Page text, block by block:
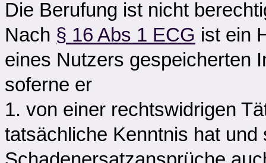
Die Berufung ist nicht
Nach § 16 Abs 1 ECG ist ein
eines Nutzers gespeicherten
soferne er
1. von einer rechtswidrigen
tatsächliche Kenntnis hat und